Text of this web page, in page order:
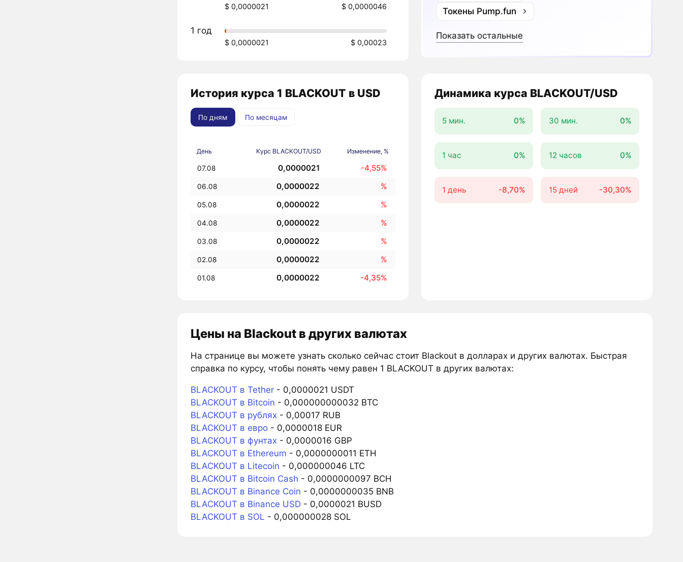
$ 0,0000021 $ 0,0000046
1 год
$ 0,0000021 $ 0,00023
Токены Pump.fun
Показать остальные
История курса 1 BLACKOUT в USD
По дням По месяцам
День Курс BLACKOUT/USD Изменение, %
07.08 0,0000021 -4,55%
06.08 0,0000022 %
05.08 0,0000022 %
04.08 0,0000022 %
03.08 0,0000022 %
02.08 0,0000022 %
01.08 0,0000022 -4,35%
Динамика курса BLACKOUT/USD
5 мин. 0% 30 мин. 0%
1 час 0% 12 часов 0%
1 день -8,70% 15 дней -30,30%
Цены на Blackout в других валютах
На странице вы можете узнать сколько сейчас стоит Blackout в долларах и других валютах. Быстрая
справка по курсу, чтобы понять чему равен 1 BLACKOUT в других валютах:
BLACKOUT в Tether- 0,0000021 USDT
BLACKOUT в Bitcoin - 0,000000000032 BTC
BLACKOUT в рублях- 0,00017 RUB
BLACKOUT в евро- 0,0000018 EUR
BLACKOUT в фунтах- 0,0000016 GBP
BLACKOUT в Ethereum - 0,0000000011 ETH
BLACKOUT в Litecoin - 0,000000046 LTC
BLACKOUT в Bitcoin Cash - 0,0000000097 BCH
BLACKOUT в Binance Coin - 0,0000000035 BNB
BLACKOUT в Binance USD- 0,0000021 BUSD
BLACKOUT в SOL - 0,000000028 SOL